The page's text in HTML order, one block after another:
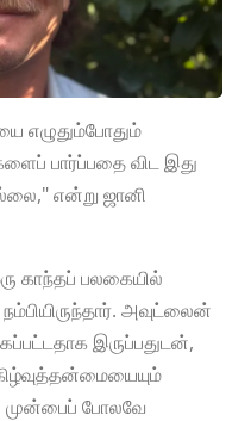
எழுதும்போதும்
பார்ப்பதை விட இது
என்று ஜானி
காந்தப் பலகையில்
அவுட்லைன்
இருப்பதுடன்,
முன்பைப் போலவே